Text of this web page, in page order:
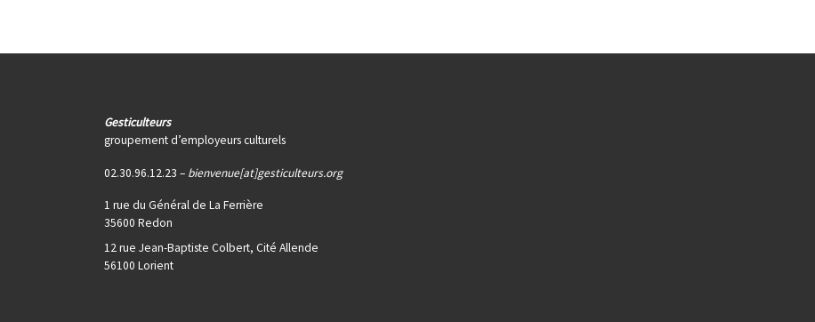
Gesticulteurs
groupement d’employeurs culturels
02.30.96.12.23 – bienvenue[at]gesticulteurs.org
1 rue du Général de La Ferrière
35600 Redon
12 rue Jean-Baptiste Colbert, Cité Allende
56100 Lorient